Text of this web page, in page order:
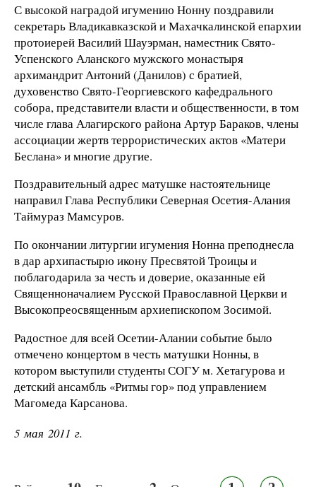
С высокой наградой игумению Нонну поздравили
секретарь Владикавказской и Махачкалинской епархии
протоиерей Василий Шауэрман, наместник Свято-
Успенского Аланского мужского монастыря
архимандрит Антоний (Данилов) с братией,
духовенство Свято-Георгиевского кафедрального
собора, представители власти и общественности, в том
числе глава Алагирского района Артур Бараков, члены
ассоциации жертв террористических актов «Матери
Беслана» и многие другие.
Поздравительный адрес матушке настоятельнице
направил Глава Республики Северная Осетия-Алания
Таймураз Мамсуров.
По окончании литургии игумения Нонна преподнесла
в дар архипастырю икону Пресвятой Троицы и
поблагодарила за честь и доверие, оказанные ей
Священноначалием Русской Православной Церкви и
Высокопреосвященным архиепископом Зосимой.
Радостное для всей Осетии-Алании событие было
отмечено концертом в честь матушки Нонны, в
котором выступили студенты СОГУ м. Хетагурова и
детский ансамбль «Ритмы гор» под управлением
Магомеда Карсанова.
5 мая 2011 г.